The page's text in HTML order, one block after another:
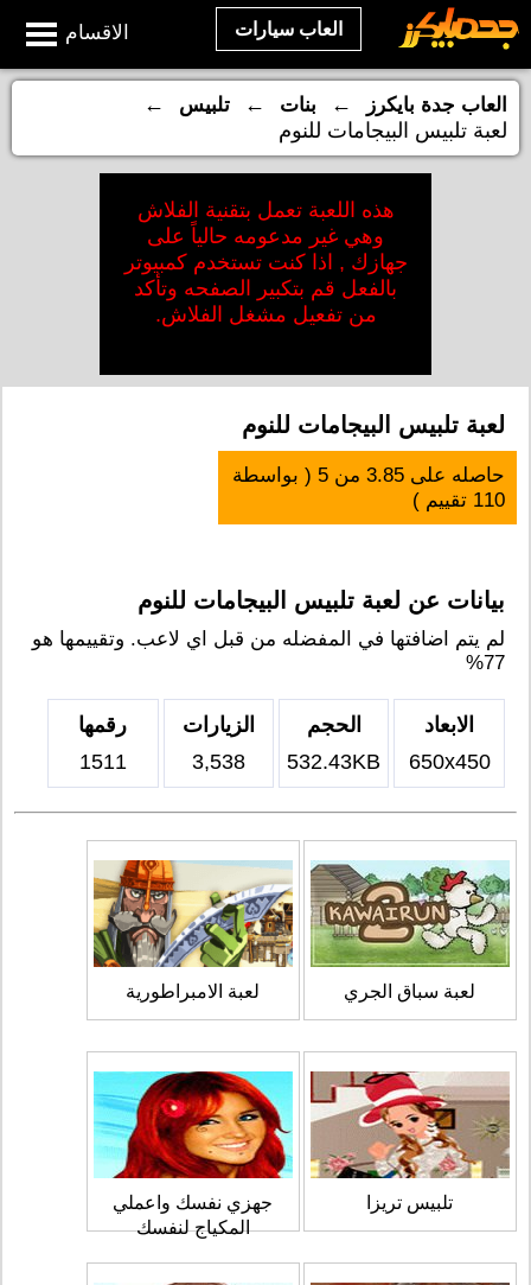
الاقسام العاب سيارات
العاب جدة بايكرز ← بنات ← تلبيس
←
لعبة تلبيس البيجامات للنوم
هذه اللعبة تعمل بتقنية الفلاش
وهي غير مدعومه حالياً على
جهازك , اذا كنت تستخدم كمبيوتر
بالفعل قم بتكبير الصفحه وتأكد
من تفعيل مشغل الفلاش.
لعبة تلبيس البيجامات للنوم
حاصله على3.85 من5 ( بواسطة
110 تقييم )
بيانات عن لعبة تلبيس البيجامات للنوم
لم يتم اضافتها في المفضله من قبل اي لاعب. وتقييمها هو
77%
الابعاد
650x450
الحجم
532.43KB
الزيارات
3,538
رقمها
1511
لعبة سباق الجري لعبة الامبراطورية
تلبيس تريزا
جهزي نفسك واعملي
المكياج لنفسك